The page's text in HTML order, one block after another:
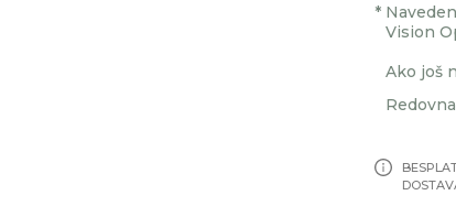
*
Vision
Ako još